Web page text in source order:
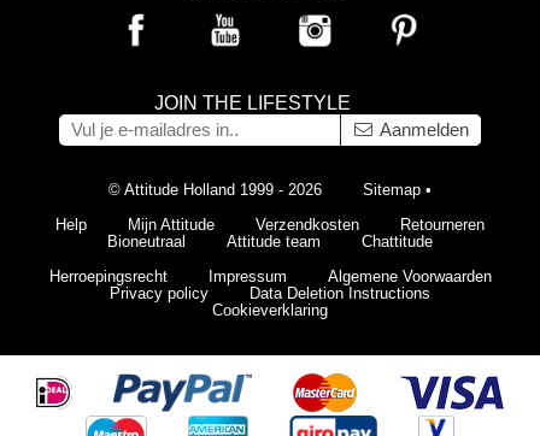
JOIN THE LIFESTYLE
Aanmelden
© Attitude Holland 1999 - 2026 Sitemap •
Help
Mijn Attitude Verzendkosten
Retourneren
Bioneutraal
Attitude team
Chattitude
Herroepingsrecht
Impressum
Algemene Voorwaarden
Privacy policy
Data Deletion Instructions
Cookieverklaring